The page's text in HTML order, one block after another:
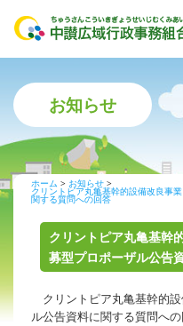
お知らせ
ホーム お知らせ
クリントピア丸亀基幹的設備改良事
関する質問への回答
クリントピア丸亀基幹
募型プロポーザル公告
クリントピア丸亀基幹的
ル公告資料に関する質問へ